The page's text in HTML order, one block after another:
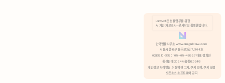
분석 쿠키 허용
Lawvot은 법률업무를 위한
AI 기반 자료조사 · 문서작성 플랫폼입니다.
안국법률사무소 www.anguklaw.com
서울시 종로구 율곡로2길 7, 304호
02)3210-3330 105-05-48527 대표 정희찬
통신판매 2024서울종로0248
개인정보 처리방침, 이용약관 고지, 쿠키 정책, 쿠키 설정
오픈소스 소프트웨어 공지